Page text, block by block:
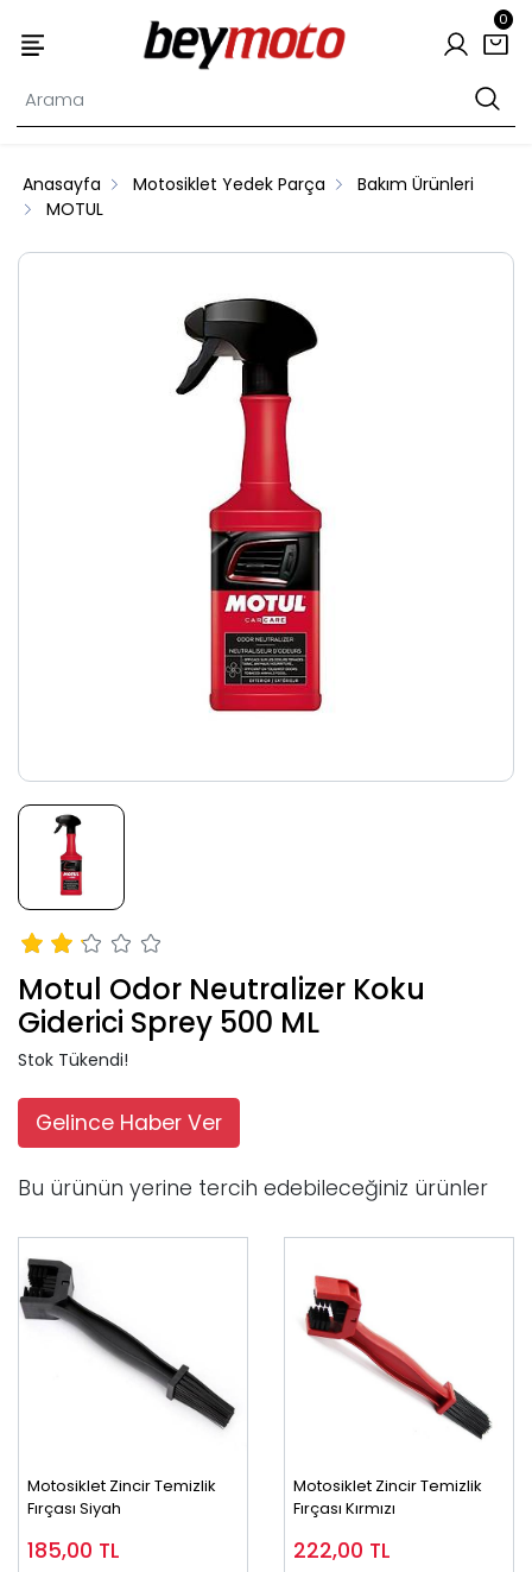
0
Anasayfa Motosiklet Yedek Parça
Bakım Ürünleri
MOTUL
Motul Odor Neutralizer Koku
Giderici Sprey 500 ML
Stok Tükendi!
Gelince Haber Ver
Bu ürünün yerine tercih edebileceğiniz ürünler
Motosiklet Zincir Temizlik
Fırçası Siyah
185,00 TL
Motosiklet Zincir Temizlik
Fırçası Kırmızı
222,00 TL